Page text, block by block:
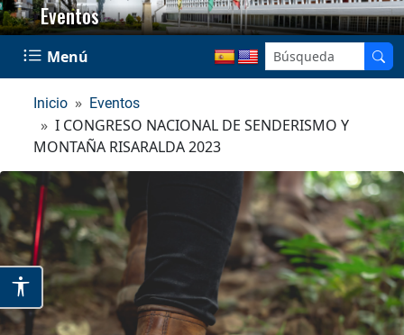
Eventos
Menú
Inicio Eventos
I CONGRESO NACIONAL DE SENDERISMO Y
MONTAÑA RISARALDA 2023